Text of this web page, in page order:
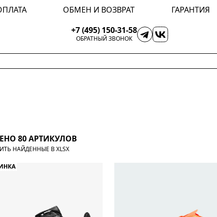
ОБМЕН И ВОЗВРАТ
ГАРАНТИЯ
+7 (495) 150-31-58
ОБРАТНЫЙ ЗВОНОК
80 АРТИКУЛОВ
НАЙДЕННЫЕ В XLSX